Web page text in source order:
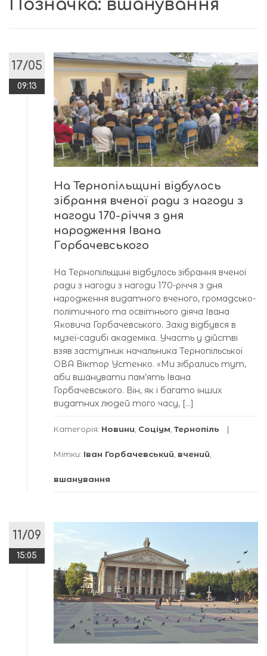
Позначка: вшанування
17/05
09:13
На Тернопільщині відбулось
зібрання вченої ради з нагоди з
нагоди 170-річчя з дня
народження Івана
Горбачевського
На Тернопільщині відбулось зібрання вченої
ради з нагоди з нагоди 170-річчя з дня
народження видатного вченого, громадсько-
політичного та освітнього діяча Івана
Яковича Горбачевського. Захід відбувся в
музеї-садибі академіка. Участь у дійстві
взяв заступник начальника Тернопільської
ОВА Віктор Устенко. «Ми зібрались тут,
аби вшанувати пам’ять Івана
Горбачевського. Він, як і багато інших
видатних людей того часу, […]
Категорія: Новини Соціум Тернопіль
Мітки: Іван Горбачевський вчений
вшанування
11/09
15:05